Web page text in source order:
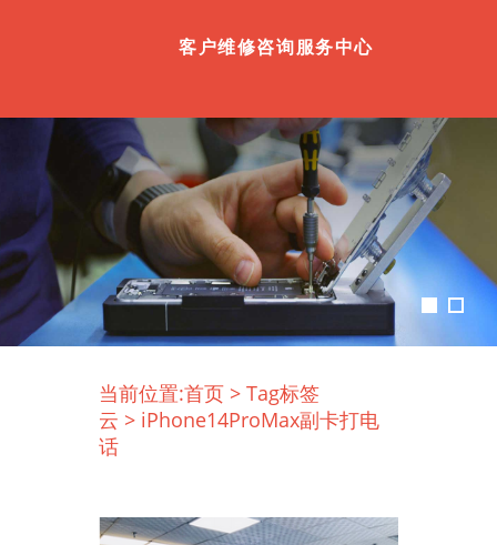
客户维修咨询服务中心
当前位置:首页 > Tag标签
云 > iPhone14ProMax副卡打电
话